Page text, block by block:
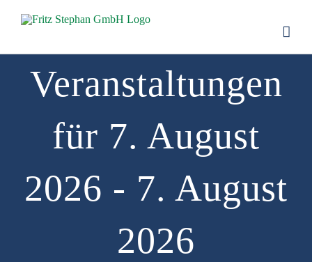
springen
Veranstaltungen
für 7. August
2026 - 7. August
2026